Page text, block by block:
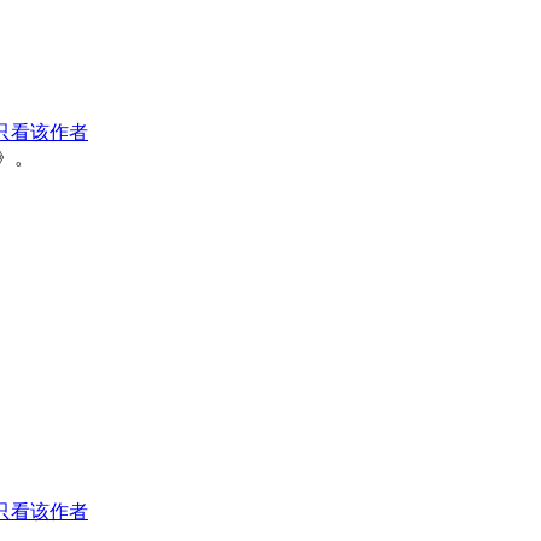
看该作者
。
看该作者